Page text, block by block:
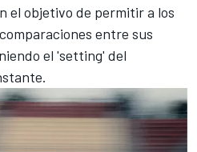
el objetivo de permitir a los
entre sus
el 'setting' del